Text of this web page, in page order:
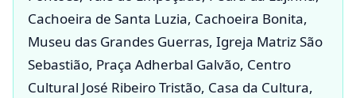
Cachoeira de Santa Luzia, Cachoeira Bonita,
Museu das Grandes Guerras, Igreja Matriz São
Sebastião, Praça Adherbal Galvão, Centro
Cultural José Ribeiro Tristão, Casa da Cultura,